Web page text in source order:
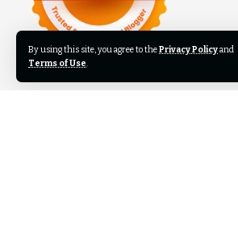
By using this site, you agree to thePrivacy Policyand
Terms of Use.